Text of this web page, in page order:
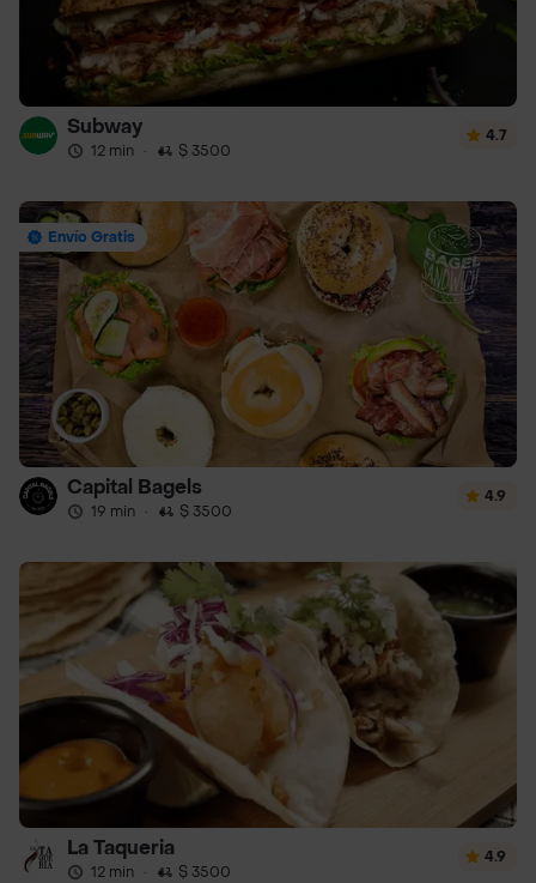
Subway
12 min · $ 3500
4.7
Envío Gratis
Capital Bagels
19 min · $ 3500
4.9
La Taqueria
12 min · $ 3500
4.9